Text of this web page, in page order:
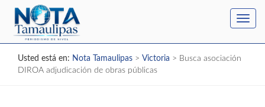
Usted está en: Nota Tamaulipas > Victoria > Busca asociación
DIROA adjudicación de obras públicas